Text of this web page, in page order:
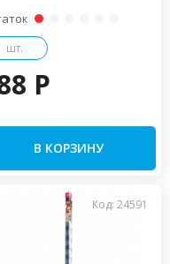
шт.
P
В КОРЗИНУ
Код: 24591